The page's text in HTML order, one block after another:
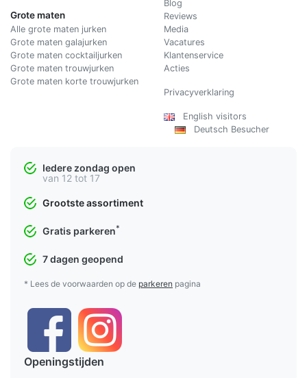
Grote maten
Alle grote maten jurken
Grote maten galajurken
Grote maten cocktailjurken
Grote maten trouwjurken
Grote maten korte trouwjurken
Blog
Reviews
Media
Vacatures
Klantenservice
Acties
Privacyverklaring
English visitors
Deutsch Besucher
Iedere zondag open
van 12 tot 17
Grootste assortiment
Gratis parkeren*
7 dagen geopend
* Lees de voorwaarden op de parkeren pagina
Openingstijden